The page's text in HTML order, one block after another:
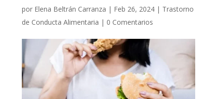
por Elena Beltrán Carranza | Feb 26, 2024| Trastorno
de Conducta Alimentaria | 0 Comentarios